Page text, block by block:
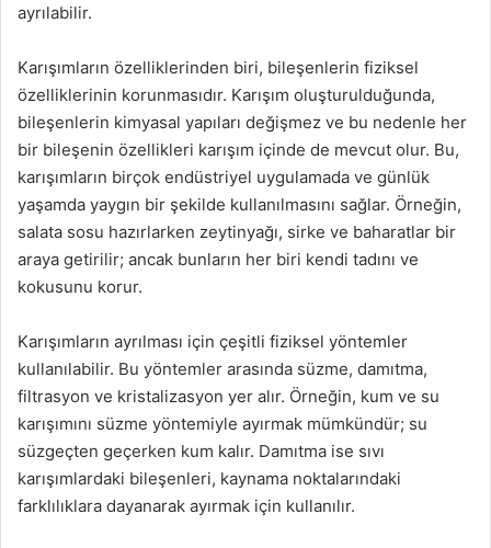
ayrılabilir.
Karışımların özelliklerinden biri, bileşenlerin fiziksel
özelliklerinin korunmasıdır. Karışım oluşturulduğunda,
bileşenlerin kimyasal yapıları değişmez ve bu nedenle her
bir bileşenin özellikleri karışım içinde de mevcut olur. Bu,
karışımların birçok endüstriyel uygulamada ve günlük
yaşamda yaygın bir şekilde kullanılmasını sağlar. Örneğin,
salata sosu hazırlarken zeytinyağı, sirke ve baharatlar bir
araya getirilir; ancak bunların her biri kendi tadını ve
kokusunu korur.
Karışımların ayrılması için çeşitli fiziksel yöntemler
kullanılabilir. Bu yöntemler arasında süzme, damıtma,
filtrasyon ve kristalizasyon yer alır. Örneğin, kum ve su
karışımını süzme yöntemiyle ayırmak mümkündür; su
süzgeçten geçerken kum kalır. Damıtma ise sıvı
karışımlardaki bileşenleri, kaynama noktalarındaki
farklılıklara dayanarak ayırmak için kullanılır.